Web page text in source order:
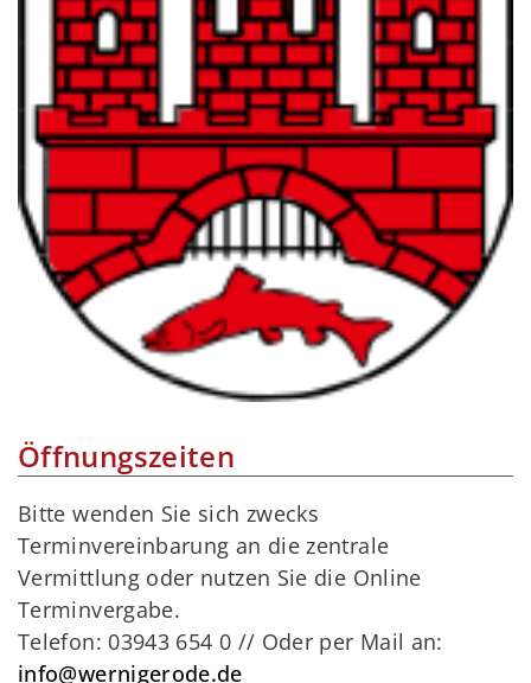
Öffnungszeiten
Bitte wenden Sie sich zwecks
Terminvereinbarung an die zentrale
Vermittlung oder nutzen Sie die Online
Terminvergabe.
Telefon: 03943 654 0 // Oder per Mail an:
info@wernigerode.de